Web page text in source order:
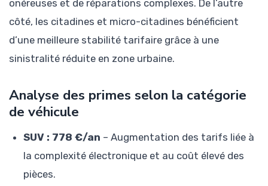
onéreuses et de réparations complexes. De l’autre
côté, les citadines et micro-citadines bénéficient
d’une meilleure stabilité tarifaire grâce à une
sinistralité réduite en zone urbaine.
Analyse des primes selon la catégorie
de véhicule
SUV : 778 €/an – Augmentation des tarifs liée à
la complexité électronique et au coût élevé des
pièces.